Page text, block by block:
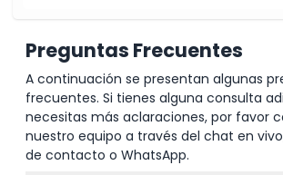
Preguntas Frecuentes
A continuación se presentan algunas
frecuentes. Si tienes alguna consulta
necesitas más aclaraciones, por favor
nuestro equipo a través del chat en
de contacto o WhatsApp.